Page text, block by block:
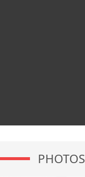
PHOTOS